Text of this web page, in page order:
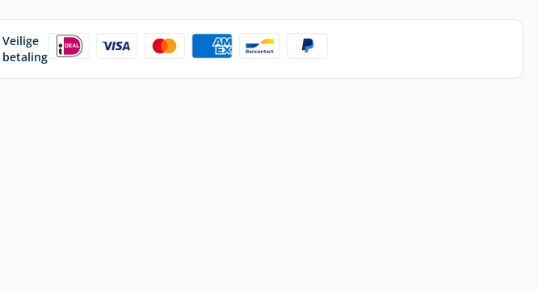
Veilige
betaling